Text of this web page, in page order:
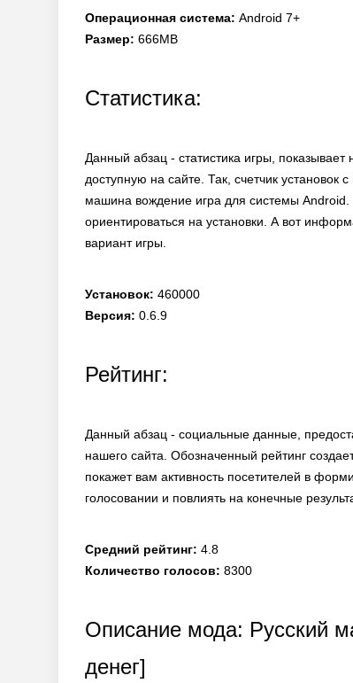
Операционная система: Android 7+
Размер: 666MB
Статистика:
Данный абзац - статистика игры, показывает
доступную на сайте. Так, счетчик установок
машина вождение игра для системы
ориентироваться на установки. А вот
вариант игры.
Установок: 460000
Версия: 0.6.9
Рейтинг:
Данный абзац - социальные данные,
нашего сайта. Обозначенный рейтинг
покажет вам активность посетителей в
голосовании и повлиять на конечные
Средний рейтинг: 4.8
Количество голосов: 8300
Описание мода: Русский
денег]